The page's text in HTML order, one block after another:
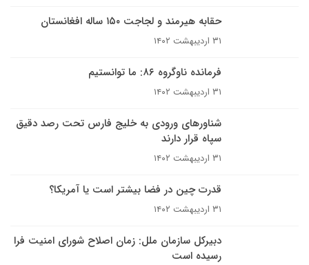
حقابه هیرمند و لجاجت ۱۵۰ ساله افغانستان
۳۱ اردیبهشت ۱۴۰۲
فرمانده ناوگروه ۸۶: ما توانستیم
۳۱ اردیبهشت ۱۴۰۲
شناورهای ورودی به خلیج فارس تحت رصد دقیق
سپاه قرار دارند
۳۱ اردیبهشت ۱۴۰۲
قدرت چین در فضا بیشتر است یا آمریکا؟
۳۱ اردیبهشت ۱۴۰۲
دبیرکل سازمان ملل: زمان اصلاح شورای امنیت فرا
رسیده است